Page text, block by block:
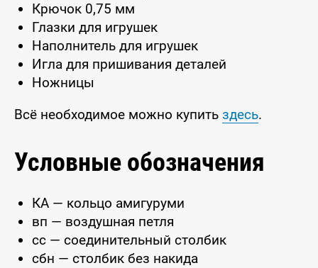
Крючок 0,75 мм
Глазки для игрушек
Наполнитель для игрушек
Игла для пришивания деталей
Ножницы
Всё необходимое можно купить здесь.
Условные обозначения
КА — кольцо амигуруми
вп — воздушная петля
сс — соединительный столбик
сбн — столбик без накида